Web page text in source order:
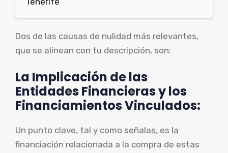
Dos de las causas de nulidad más relevantes,
que se alinean con tu descripción, son:
La Implicación de las
Entidades Financieras y los
Financiamientos Vinculados:
Un punto clave, tal y como señalas, es la
financiación relacionada a la compra de estas